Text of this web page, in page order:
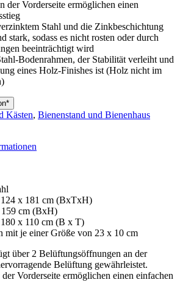
der Vorderseite ermöglichen einen
Stahl und die Zinkbeschichtung
stark, sodass es nicht rosten oder durch
beeinträchtigt wird
Bodenrahmen, der Stabilität verleiht und
eines Holz-Finishes ist (Holz nicht im
Kästen, Bienenstand und Bienenhaus
x 181 cm (BxTxH)
159 cm (BxH)
x 110 cm (B x T)
mit je einer Größe von 23 x 10 cm
über 2 Belüftungsöffnungen an der
Belüftung gewährleistet.
Vorderseite ermöglichen einen einfachen